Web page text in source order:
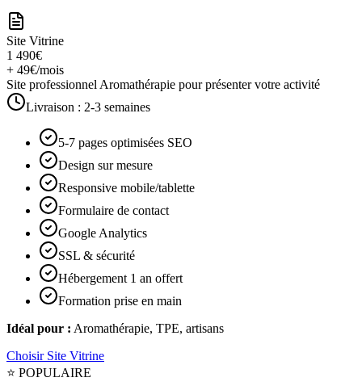
Site Vitrine
1 490€
+ 49€/mois
Site professionnel Aromathérapie pour présenter votre activité
Livraison : 2-3 semaines
5-7 pages optimisées SEO
Design sur mesure
Responsive mobile/tablette
Formulaire de contact
Google Analytics
SSL & sécurité
Hébergement 1 an offert
Formation prise en main
Idéal pour : Aromathérapie, TPE, artisans
Choisir Site Vitrine
⭐ POPULAIRE